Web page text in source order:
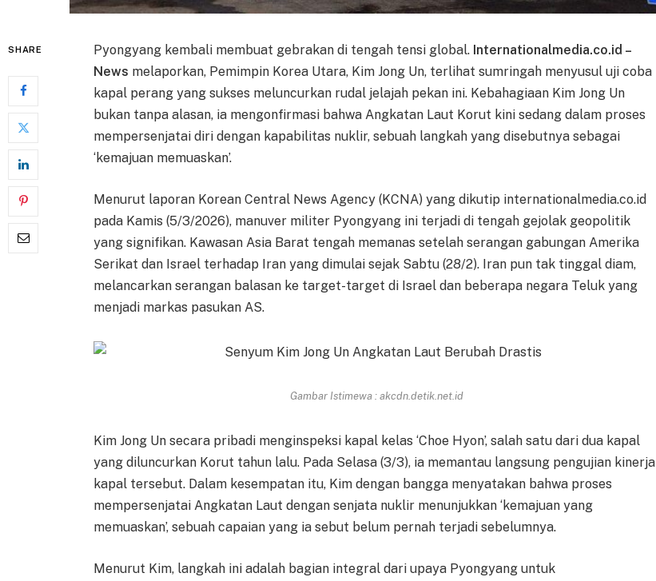
SHARE Pyongyang kembali membuat gebrakan di tengah tensi global. Internationalmedia.co.id –
News melaporkan, Pemimpin Korea Utara, Kim Jong Un, terlihat sumringah menyusul uji coba
kapal perang yang sukses meluncurkan rudal jelajah pekan ini. Kebahagiaan Kim Jong Un
bukan tanpa alasan, ia mengonfirmasi bahwa Angkatan Laut Korut kini sedang dalam proses
mempersenjatai diri dengan kapabilitas nuklir, sebuah langkah yang disebutnya sebagai
‘kemajuan memuaskan’.
Menurut laporan Korean Central News Agency (KCNA) yang dikutip internationalmedia.co.id
pada Kamis (5/3/2026), manuver militer Pyongyang ini terjadi di tengah gejolak geopolitik
yang signifikan. Kawasan Asia Barat tengah memanas setelah serangan gabungan Amerika
Serikat dan Israel terhadap Iran yang dimulai sejak Sabtu (28/2). Iran pun tak tinggal diam,
melancarkan serangan balasan ke target-target di Israel dan beberapa negara Teluk yang
menjadi markas pasukan AS.
Gambar Istimewa : akcdn.detik.net.id
Kim Jong Un secara pribadi menginspeksi kapal kelas ‘Choe Hyon’, salah satu dari dua kapal
yang diluncurkan Korut tahun lalu. Pada Selasa (3/3), ia memantau langsung pengujian kinerja
kapal tersebut. Dalam kesempatan itu, Kim dengan bangga menyatakan bahwa proses
mempersenjatai Angkatan Laut dengan senjata nuklir menunjukkan ‘kemajuan yang
memuaskan’, sebuah capaian yang ia sebut belum pernah terjadi sebelumnya.
Menurut Kim, langkah ini adalah bagian integral dari upaya Pyongyang untuk